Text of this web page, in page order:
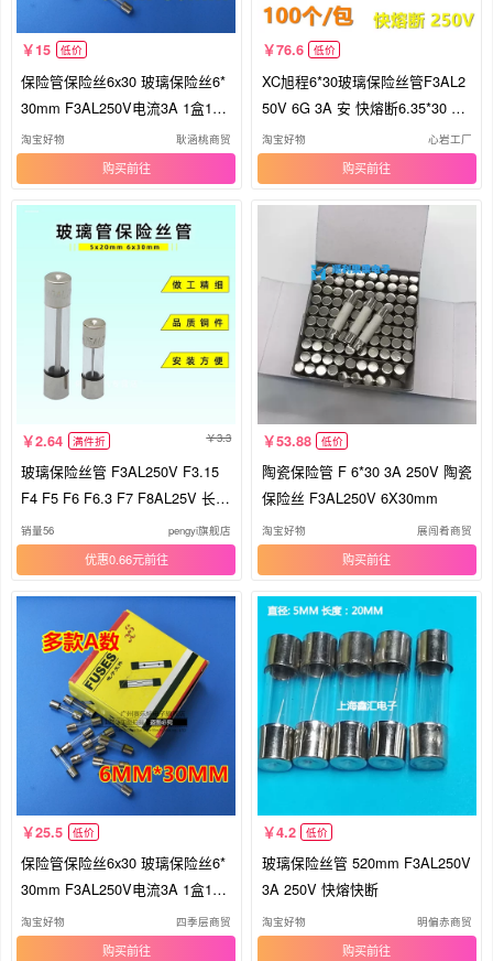
15 低价
保险管保险丝6x30 玻璃保险丝6*
30mm F3AL250V电流3A 1盒100
个
淘宝好物 耿涵桃商贸
购买
76.6 低价
XC旭程6*30玻璃保险丝管F3AL2
50V 6G 3A 安 快熔断6.35*30 UL
认证
淘宝好物 心岩工厂
购买
2.64 满件折 3.3
玻璃保险丝管 F3AL250V F3.15
F4 F5 F6 F6.3 F7 F8AL25V 长2
厘米
销量56 pengyi旗舰店
优惠0.66元
53.88 低价
陶瓷保险管 F 6*30 3A 250V 陶瓷
保险丝 F3AL250V 6X30mm
淘宝好物 展闯肴商贸
购买
25.5 低价
保险管保险丝6x30 玻璃保险丝6*
30mm F3AL250V电流3A 1盒100
个
淘宝好物 四季层商贸
购买
4.2 低价
玻璃保险丝管 520mm F3AL250V
3A 250V 快熔快断
淘宝好物 明偏赤商贸
购买